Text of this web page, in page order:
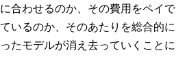
合わせるのか、その費用をペイで
いるのか、そのあたりを総合的に
たモデルが消え去っていくことに